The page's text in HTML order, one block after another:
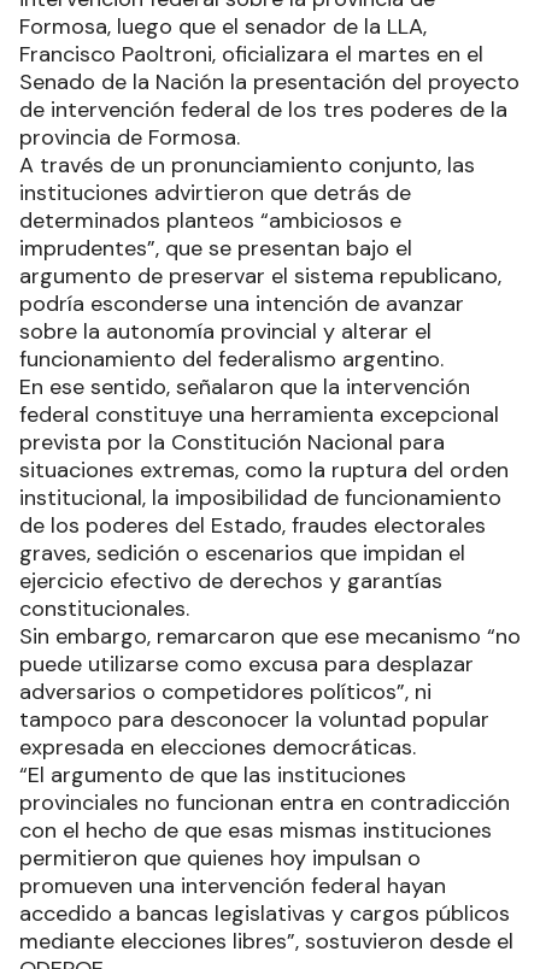
Formosa, luego que el senador de la LLA,
Francisco Paoltroni, oficializara el martes en el
Senado de la Nación la presentación del proyecto
de intervención federal de los tres poderes de la
provincia de Formosa.
A través de un pronunciamiento conjunto, las
instituciones advirtieron que detrás de
determinados planteos “ambiciosos e
imprudentes”, que se presentan bajo el
argumento de preservar el sistema republicano,
podría esconderse una intención de avanzar
sobre la autonomía provincial y alterar el
funcionamiento del federalismo argentino.
En ese sentido, señalaron que la intervención
federal constituye una herramienta excepcional
prevista por la Constitución Nacional para
situaciones extremas, como la ruptura del orden
institucional, la imposibilidad de funcionamiento
de los poderes del Estado, fraudes electorales
graves, sedición o escenarios que impidan el
ejercicio efectivo de derechos y garantías
constitucionales.
Sin embargo, remarcaron que ese mecanismo “no
puede utilizarse como excusa para desplazar
adversarios o competidores políticos”, ni
tampoco para desconocer la voluntad popular
expresada en elecciones democráticas.
“El argumento de que las instituciones
provinciales no funcionan entra en contradicción
con el hecho de que esas mismas instituciones
permitieron que quienes hoy impulsan o
promueven una intervención federal hayan
accedido a bancas legislativas y cargos públicos
mediante elecciones libres”, sostuvieron desde el